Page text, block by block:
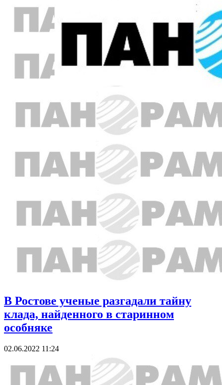
В Ростове ученые разгадали тайну
клада, найденного в старинном
особняке
02.06.2022 11:24